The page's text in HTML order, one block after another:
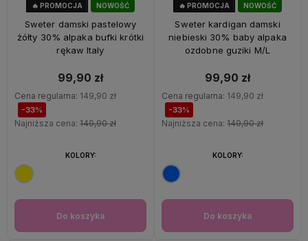
NOWOŚĆ
🔥 PROMOCJA
Sweter damski pastelowy
żółty 30% alpaka bufki krótki
rękaw Italy
99,90 zł
Cena regularna: 149,90 zł
-33%
Najniższa cena: 149,90 zł
Do koszyka
KOLORY:
NOWOŚĆ
🔥 PROMOCJA
Sweter kardigan damski
niebieski 30% baby alpaka
ozdobne guziki M/L
99,90 zł
Cena regularna: 149,90 zł
-33%
Najniższa cena: 149,90 zł
Do koszyka
KOLORY: